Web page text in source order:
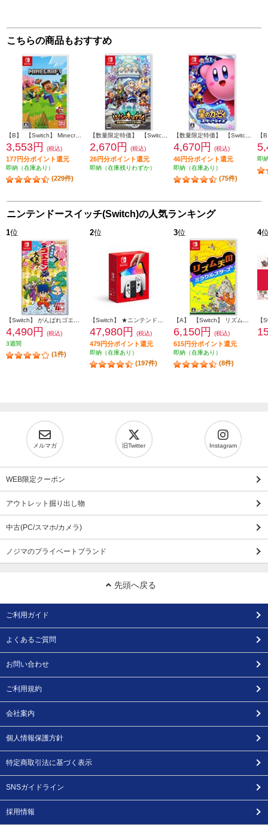
こちらの商品もおすすめ
【B】 【Switch】 Minecraft（マインクラフト）
3,553円 (税込)
177円分ポイント還元
即納（在庫あり）
(229件)
2,670円 (税込)
26円分ポイント還元
即納（在庫残りわずか）
4,670円 (税込)
46円分ポイント還元
即納（在庫あり）
(75件)
即
ニンテンドースイッチ(Switch)の人気ランキング
1位
4,490円
(税込)
3週間
(1件)
2位
47,980円 (税込)
479円分ポイント還元
即納（在庫あり）
(197件)
3位
6,150円 (税込)
615円分ポイント還元
即納（在庫あり）
(8件)
4
メルマガ 旧Twitter Instagram
WEB限定クーポン
アウトレット掘り出し物
中古(PC/スマホ/カメラ)
ノジマのプライベートブランド
先頭へ戻る
ご利用ガイド
よくあるご質問
お問い合わせ
ご利用規約
会社案内
個人情報保護方針
特定商取引法に基づく表示
SNSガイドライン
採用情報